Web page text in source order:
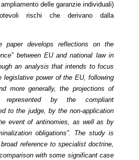
delle garanzie individuali)
rischi che derivano dalla
paper develops reflections on the
between EU and national law in
an analysis that intends to focus
legislative power of the EU, following
more generally, the projections of
represented by the compliant
to the judge, by the non-application
event of antinomies, as well as by
obligations”. The study is
reference to specialist doctrine,
with some significant case